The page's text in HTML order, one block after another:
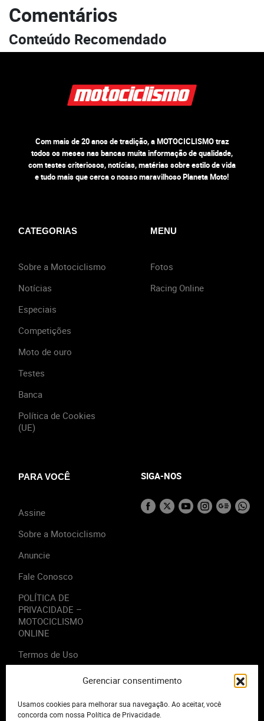
Gerenciar consentimento
Usamos cookies para melhorar sua navegação. Ao aceitar, você
concorda com nossa Política de Privacidade.
Comentários
Conteúdo Recomendado
Com mais de 20 anos de tradição, a MOTOCICLISMO traz
todos os meses nas bancas muita informação de qualidade,
com testes criteriosos, notícias, matérias sobre estilo de vida
e tudo mais que cerca o nosso maravilhoso Planeta Moto!
CATEGORIAS
Sobre a Motociclismo
Notícias
Especiais
Competições
Moto de ouro
Testes
Banca
Política de Cookies
(UE)
MENU
Fotos
Racing Online
PARA VOCÊ
Assine
Sobre a Motociclismo
Anuncie
Fale Conosco
POLÍTICA DE
PRIVACIDADE –
MOTOCICLISMO
ONLINE
Termos de Uso
SIGA-NOS
2023 - Editora Motor Midia. Todos os direitos reservados.